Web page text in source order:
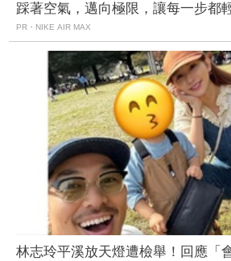
踩著空氣，邁向極限，讓每一步都
PR・NIKE AIR MAX
林志玲平溪放天燈遭檢舉！回應「